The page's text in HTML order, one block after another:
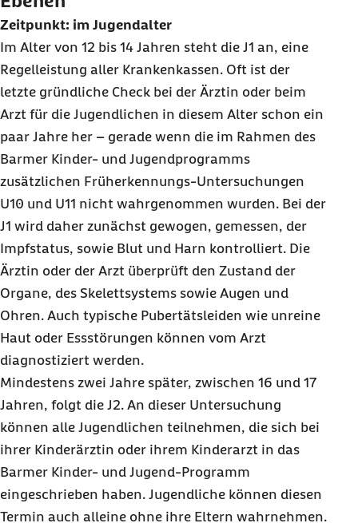
Zeitpunkt: im Jugendalter
Im Alter von 12 bis 14 Jahren steht die J1 an, eine
Regelleistung aller Krankenkassen. Oft ist der
letzte gründliche Check bei der Ärztin oder beim
Arzt für die Jugendlichen in diesem Alter schon ein
paar Jahre her – gerade wenn die im Rahmen des
Barmer Kinder- und Jugendprogramms
zusätzlichen Früherkennungs-Untersuchungen
U10 und U11 nicht wahrgenommen wurden. Bei der
J1 wird daher zunächst gewogen, gemessen, der
Impfstatus, sowie Blut und Harn kontrolliert. Die
Ärztin oder der Arzt überprüft den Zustand der
Organe, des Skelettsystems sowie Augen und
Ohren. Auch typische Pubertätsleiden wie unreine
Haut oder Essstörungen können vom Arzt
diagnostiziert werden.
Mindestens zwei Jahre später, zwischen 16 und 17
Jahren, folgt die J2. An dieser Untersuchung
können alle Jugendlichen teilnehmen, die sich bei
ihrer Kinderärztin oder ihrem Kinderarzt in das
Barmer Kinder- und Jugend-Programm
eingeschrieben haben. Jugendliche können diesen
Termin auch alleine ohne ihre Eltern wahrnehmen.